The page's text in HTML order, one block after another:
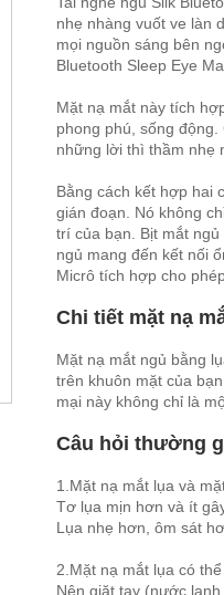
nhẹ nhàng vuốt ve làn
mọi nguồn sáng bên
Bluetooth Sleep Eye
Mặt nạ mắt này tích
phong phú, sống
những lời thì thầm nhẹ
Bằng cách kết hợp hai
gián đoạn. Nó không
trí của bạn. Bịt mắt
ngủ mang đến kết nối
Micrô tích hợp cho
Chi tiết mặt nạ
Mặt nạ mắt ngủ bằng
trên khuôn mặt của
mại này không chỉ là
Câu hỏi thường
1.Mặt nạ mắt lụa và
Tơ lụa mịn hơn và ít
Lụa nhẹ hơn, ôm sát
2.Mặt nạ mắt lụa có
Nên giặt tay (nước